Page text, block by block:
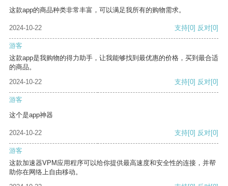
这款app的商品种类非常丰富，可以满足我所有的购物需求。
2024-10-22 支持[0] 反对[0]
游客
这款app是我购物的得力助手，让我能够找到最优惠的价格，买到最合适
的商品。
2024-10-22
支持[0] 反对[0]
游客
这个是app神器
2024-10-22 支持[0] 反对[0]
游客
这款加速器VPM应用程序可以给你提供最高速度和安全性的连接，并帮
助你在网络上自由移动。